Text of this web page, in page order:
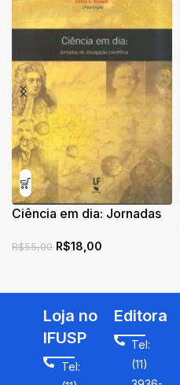
Ciência em dia: Jornadas
R$55,00 R$18,00
Loja no
IFUSP
Tel:
Editora
Tel:
(11)